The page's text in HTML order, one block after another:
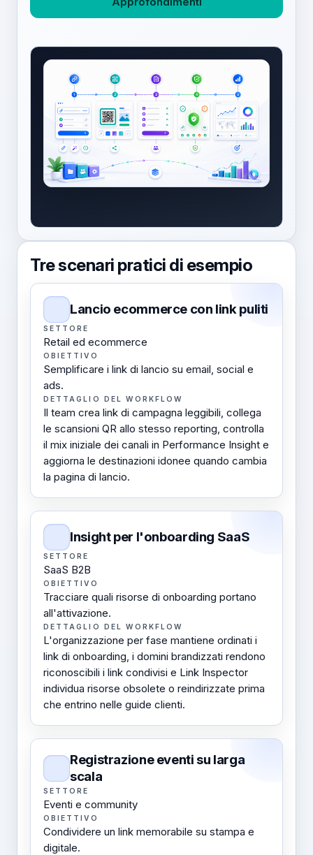
Tre scenari pratici di esempio
Lancio ecommerce con link puliti
SETTORE
Retail ed ecommerce
OBIETTIVO
Semplificare i link di lancio su email, social e
ads.
DETTAGLIO DEL WORKFLOW
Il team crea link di campagna leggibili, collega
le scansioni QR allo stesso reporting, controlla
il mix iniziale dei canali in Performance Insight e
aggiorna le destinazioni idonee quando cambia
la pagina di lancio.
Insight per l'onboarding SaaS
SETTORE
SaaS B2B
OBIETTIVO
Tracciare quali risorse di onboarding portano
all'attivazione.
DETTAGLIO DEL WORKFLOW
L'organizzazione per fase mantiene ordinati i
link di onboarding, i domini brandizzati rendono
riconoscibili i link condivisi e Link Inspector
individua risorse obsolete o reindirizzate prima
che entrino nelle guide clienti.
Registrazione eventi su larga
scala
SETTORE
Eventi e community
OBIETTIVO
Condividere un link memorabile su stampa e
digitale.